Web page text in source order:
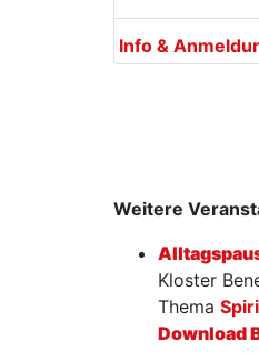
Info &
Weitere
Kloster
Thema
Download